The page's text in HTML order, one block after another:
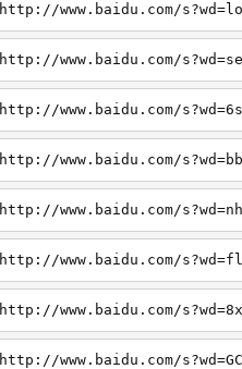
http://www.baidu.com/
http://www.baidu.com/
http://www.baidu.com/
http://www.baidu.com/
http://www.baidu.com/
http://www.baidu.com/
http://www.baidu.com/
http://www.baidu.com/